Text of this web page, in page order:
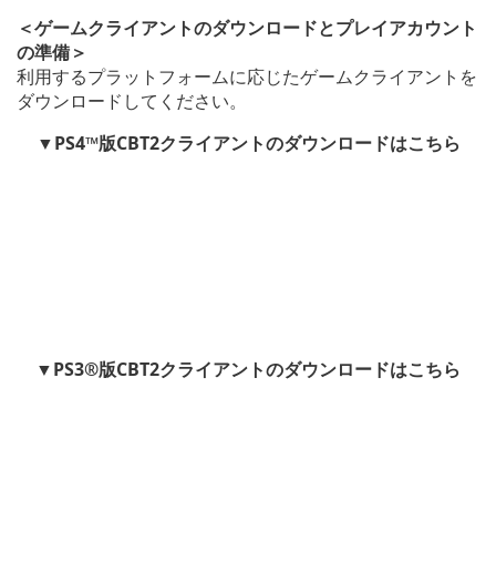
＜ゲームクライアントのダウンロードとプレイアカウント
の準備＞
利用するプラットフォームに応じたゲームクライアントを
ダウンロードしてください。
▼PS4™版CBT2クライアントのダウンロードはこちら
▼PS3®版CBT2クライアントのダウンロードはこちら